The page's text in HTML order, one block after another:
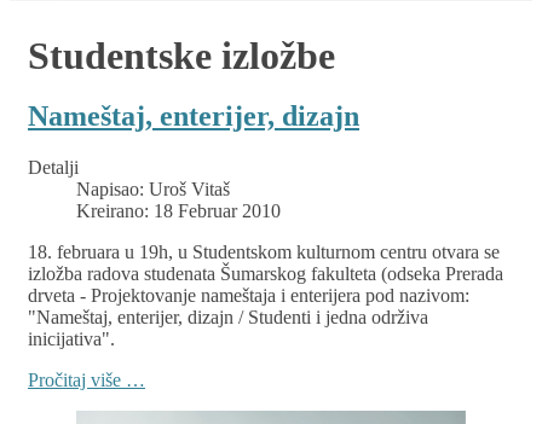
Studentske izložbe
Nameštaj, enterijer, dizajn
Detalji
Napisao: Uroš Vitaš
Kreirano: 18 Februar 2010
18. februara u 19h, u Studentskom kulturnom centru otvara se
izložba radova studenata Šumarskog fakulteta (odseka Prerada
drveta - Projektovanje nameštaja i enterijera pod nazivom:
"Nameštaj, enterijer, dizajn / Studenti i jedna održiva
inicijativa".
Pročitaj više …